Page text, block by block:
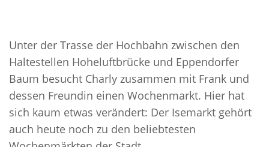
Unter der Trasse der Hochbahn zwischen den
Haltestellen Hoheluftbrücke und Eppendorfer
Baum besucht Charly zusammen mit Frank und
dessen Freundin einen Wochenmarkt. Hier hat
sich kaum etwas verändert: Der Isemarkt gehört
auch heute noch zu den beliebtesten